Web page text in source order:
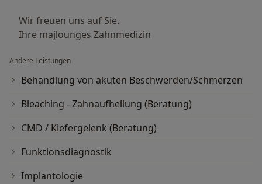
Wir freuen uns auf Sie.
Ihre majlounges Zahnmedizin
Andere Leistungen
Behandlung von akuten Beschwerden/Schmerzen
Bleaching - Zahnaufhellung (Beratung)
CMD / Kiefergelenk (Beratung)
Funktionsdiagnostik
Implantologie